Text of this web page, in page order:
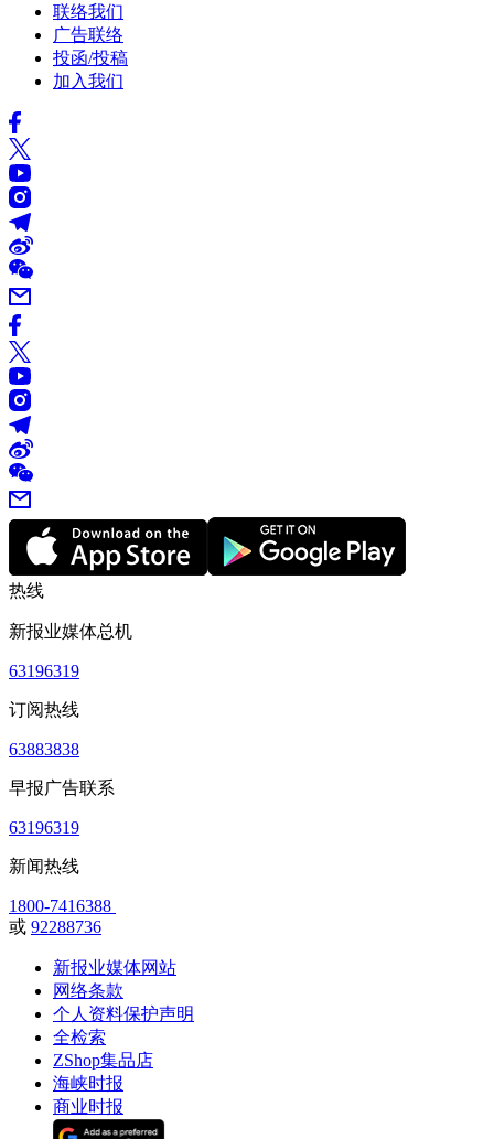
联络我们
广告联络
投函/投稿
加入我们
热线
新报业媒体总机
63196319
订阅热线
63883838
早报广告联系
63196319
新闻热线
1800-7416388
或 92288736
新报业媒体网站
网络条款
个人资料保护声明
全检索
ZShop集品店
海峡时报
商业时报